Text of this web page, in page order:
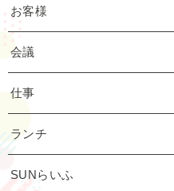
お客様
会議
仕事
ランチ
SUNらいふ